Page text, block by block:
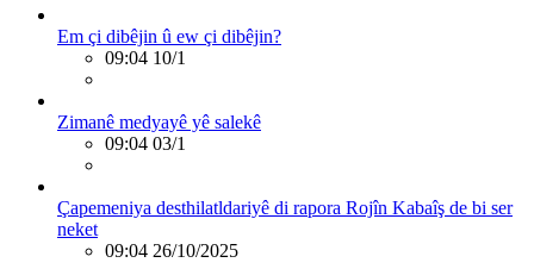
Em çi dibêjin û ew çi dibêjin?
09:04 10/1
Zimanê medyayê yê salekê
09:04 03/1
Çapemeniya desthilatldariyê di rapora Rojîn Kabaîş de bi ser
neket
09:04 26/10/2025